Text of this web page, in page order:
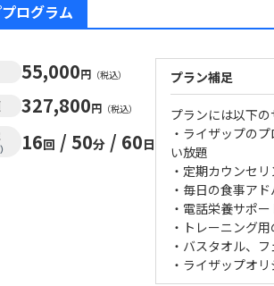
ログラム
55,000円 （税込）
327,800円 （税込）
16回 / 50分 / 60日
プラン補足
プランには以下の
・ライザップの
い放題
・定期カウンセ
・毎日の食事ア
・電話栄養サポ
・トレーニング
・バスタオル、
・ライザップオ